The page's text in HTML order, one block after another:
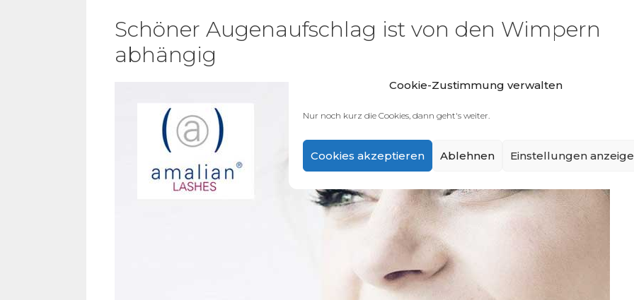
Cookie-Zustimmung verwalten
Nur noch kurz die Cookies, dann geht's weiter.
Cookies akzeptieren Ablehnen Einstellungen
Schöner Augenaufschlag ist von den Wimpern
abhängig